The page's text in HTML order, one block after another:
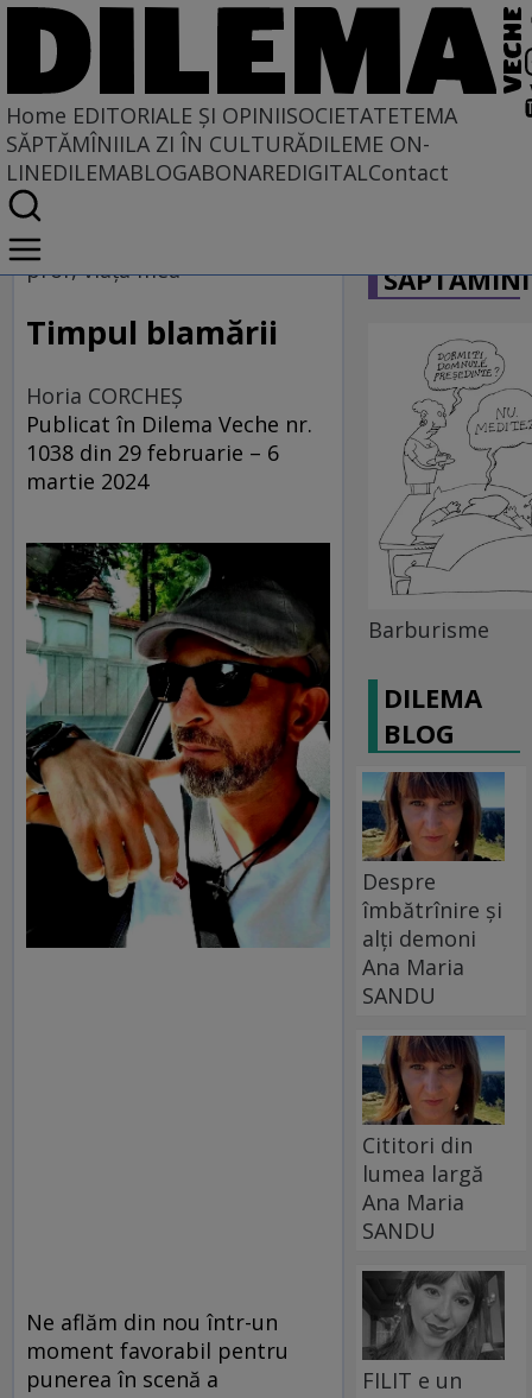
Home EDITORIALE ȘI OPINIISOCIETATETEMA
SĂPTĂMÎNIILA ZI ÎN CULTURĂDILEME ON-
LINEDILEMABLOGABONAREDIGITALContact
Home
EDITORIALE ȘI OPINII
PE CE LUME TRĂIM
prof, viața mea
Timpul blamării
Horia CORCHEŞ
Publicat în Dilema Veche nr.
1038 din 29 februarie – 6
martie 2024
Ne aflăm din nou într-un
moment favorabil pentru
punerea în scenă a
Barburisme
DILEMA
BLOG
Despre
îmbătrînire și
alți demoni
Ana Maria
SANDU
Cititori din
lumea largă
Ana Maria
SANDU
FILIT e un